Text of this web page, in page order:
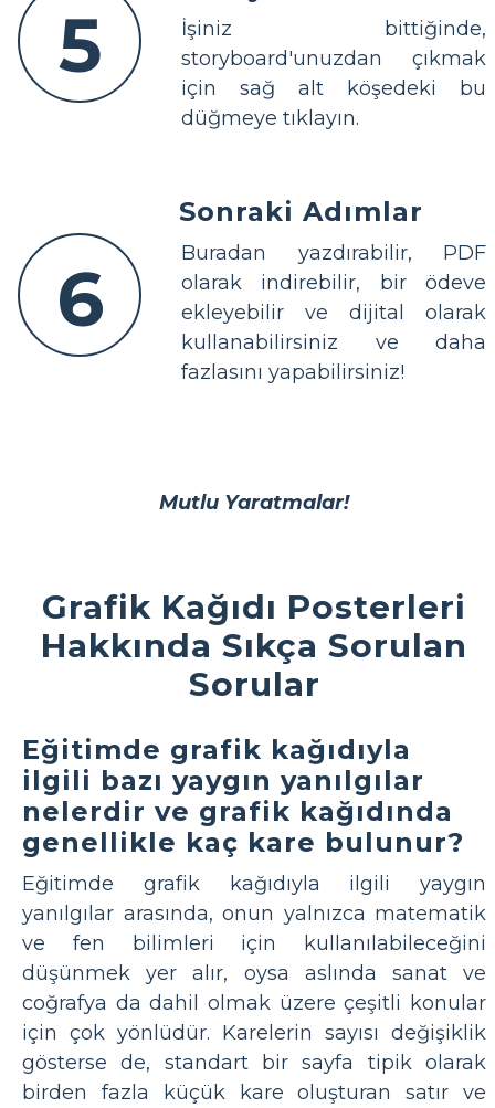
5
İşiniz bittiğinde,
storyboard'unuzdan çıkmak
için sağ alt köşedeki bu
düğmeye tıklayın.
6
Sonraki Adımlar
Buradan yazdırabilir, PDF
olarak indirebilir, bir ödeve
ekleyebilir ve dijital olarak
kullanabilirsiniz ve daha
fazlasını yapabilirsiniz!
Mutlu Yaratmalar!
Grafik Kağıdı Posterleri
Hakkında Sıkça Sorulan
Sorular
Eğitimde grafik kağıdıyla
ilgili bazı yaygın yanılgılar
nelerdir ve grafik kağıdında
genellikle kaç kare bulunur?
Eğitimde grafik kağıdıyla ilgili yaygın
yanılgılar arasında, onun yalnızca matematik
ve fen bilimleri için kullanılabileceğini
düşünmek yer alır, oysa aslında sanat ve
coğrafya da dahil olmak üzere çeşitli konular
için çok yönlüdür. Karelerin sayısı değişiklik
gösterse de, standart bir sayfa tipik olarak
birden fazla küçük kare oluşturan satır ve